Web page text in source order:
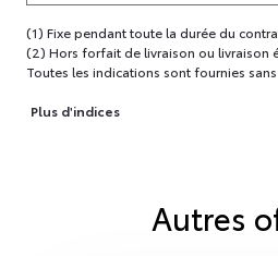
(1) Fixe pendant toute la durée du
(2) Hors forfait de livraison ou livraison
Toutes les indications sont fournies
Plus d'indices
Autres